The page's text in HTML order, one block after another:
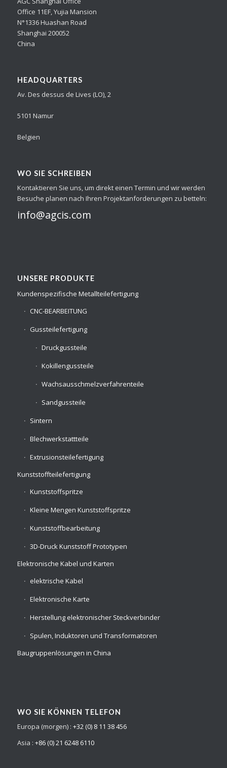
Office 11EF, Yujia Mansion
N°1336 Huashan Road
Shanghai 200052
China
HEADQUARTERS
Av. Des dessus de Lives (LO), 2
5101 Namur
Belgien
WO SIE SCHREIBEN
Kontaktieren Sie uns, um direkt einen Termin und wir werden
Besuche planen nach Ihren Projektanforderungen zu betteln:
info@agcis.com
UNSERE PRODUKTE
Kundenspezifische Metallteilefertigung
CNC-BEARBEITUNG
Gussteilefertigung
Druckgussteile
Kokillengussteile
Wachsausschmelzverfahrenteile
Sandgussteile
Sintern
Blechwerkstattteile
Extrusionsteilefertigung
Kunststoffteilefertigung
Kunststoffspritze
Kleine Mengen Kunststoffspritze
Kunststoffbearbeitung
3D-Druck Kunststoff Prototypen
Elektronische Kabel und Karten
elektrische Kabel
Elektronische Karte
Herstellung elektronischer Steckverbinder
Spulen, Induktoren und Transformatoren
Baugruppenlösungen in China
WO SIE KÖNNEN TELEFON
Europa (morgen) : +32 (0) 8 11 38 456
Asia : +86 (0) 21 6248 6110